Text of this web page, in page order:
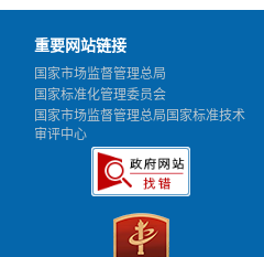
重要网站链接
国家市场监督管理总局
国家标准化管理委员会
国家市场监督管理总局国家标准技术
审评中心